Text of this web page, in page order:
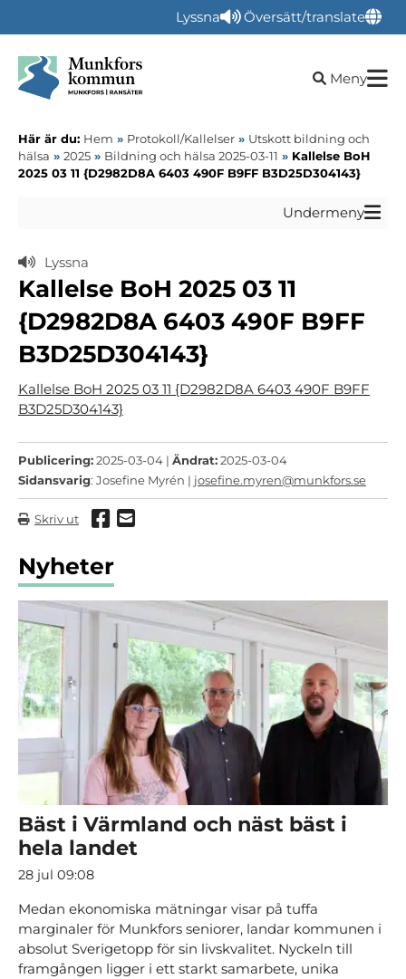
Lyssna Översätt/translate
Öppna
Meny
Här är du: Hem » Protokoll/Kallelser » Utskott bildning och
hälsa » 2025 » Bildning och hälsa 2025-03-11 » Kallelse BoH
2025 03 11 {D2982D8A 6403 490F B9FF B3D25D304143}
Undermeny
Lyssna
Kallelse BoH 2025 03 11
{D2982D8A 6403 490F B9FF
B3D25D304143}
Kallelse BoH 2025 03 11 {D2982D8A 6403 490F B9FF
B3D25D304143}
Publicering:2025-03-04 | Ändrat:2025-03-04
Sidansvarig: Josefine Myrén | josefine.myren@munkfors.se
Skriv ut Dela via Facebook
Dela via mail
Nyheter
Bäst i Värmland och näst bäst i
hela landet
28 jul 09:08
Medan ekonomiska mätningar visar på tuffa
marginaler för Munkfors seniorer, landar kommunen i
absolut Sverigetopp för sin livskvalitet. Nyckeln till
framgången ligger i ett starkt samarbete, unika